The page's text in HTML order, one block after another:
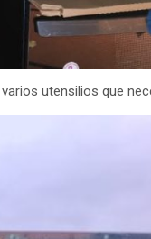
utensilios que